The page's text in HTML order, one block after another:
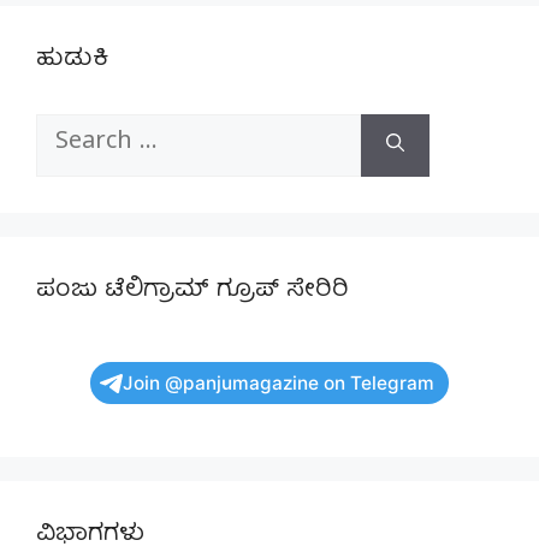
ಹುಡುಕಿ
Search
ಪಂಜು ಟೆಲಿಗ್ರಾಮ್ ಗ್ರೂಪ್ ಸೇರಿರಿ
Join @panjumagazine on Telegram
ವಿಭಾಗಗಳು